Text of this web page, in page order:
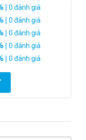
| 0 đánh giá
| 0 đánh giá
| 0 đánh giá
| 0 đánh giá
| 0 đánh giá